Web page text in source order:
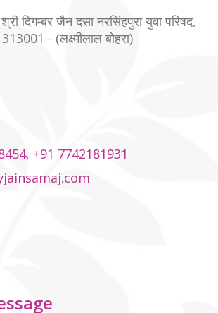
दिगम्बर जैन दसा नरसिंहपुरा युवा परिषद,
- (लक्ष्मीलाल बोहरा)
, +91 7742181931